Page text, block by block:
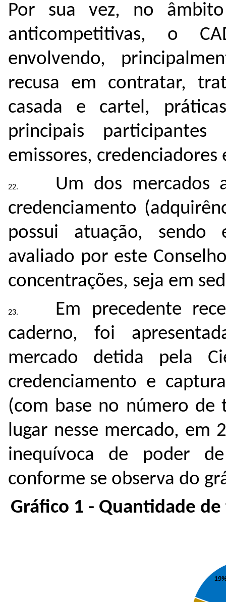
Por sua vez, no
anticompetitivas, o
envolvendo,
recusa em contratar,
casada e cartel,
principais
emissores, credenciadores
Um dos mercados
credenciamento
possui atuação, sendo
avaliado por este
concentrações, seja em
Em precedente
caderno, foi
mercado detida pela
credenciamento e
(com base no número
lugar nesse mercado, em
inequívoca de poder
conforme se observa do
Gráfico 1 - Quantidade